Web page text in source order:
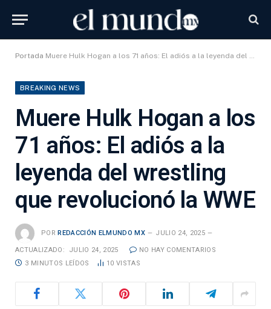
Portada Muere Hulk Hogan a los 71 años: El adiós a la leyenda del wrestling que revolucionó la WWE
BREAKING NEWS
Muere Hulk Hogan a los
71 años: El adiós a la
leyenda del wrestling
que revolucionó la WWE
POR REDACCIÓN ELMUNDO MX JULIO 24, 2025
ACTUALIZADO: JULIO 24, 2025
NO HAY COMENTARIOS
3 MINUTOS LEÍDOS
10 VISTAS